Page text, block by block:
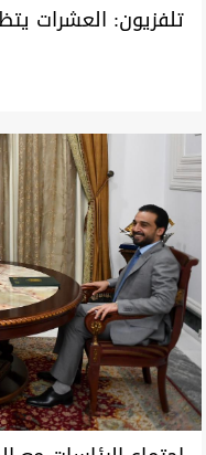
تلفزيون: العشرات